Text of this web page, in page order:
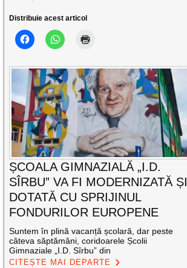
Distribuie acest articol
ȘCOALA GIMNAZIALĂ „I.D.
SÎRBU” VA FI MODERNIZATĂ ȘI
DOTATĂ CU SPRIJINUL
FONDURILOR EUROPENE
Suntem în plină vacanță școlară, dar peste
câteva săptămâni, coridoarele Școlii
Gimnaziale „I.D. Sîrbu” din
CITEȘTE MAI DEPARTE